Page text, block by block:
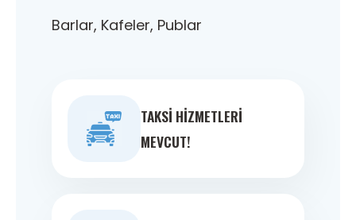
Barlar, Kafeler, Publar
TAKSI HIZMETLERI
MEVCUT!